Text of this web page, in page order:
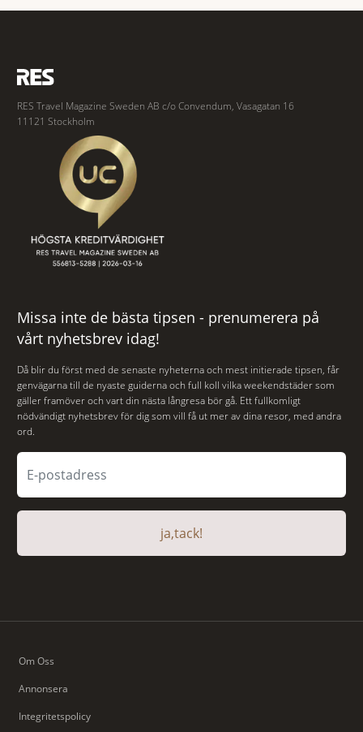
RES Travel Magazine Sweden AB c/o Convendum, Vasagatan 16
11121 Stockholm
Missa inte de bästa tipsen - prenumerera på
vårt nyhetsbrev idag!
Då blir du först med de senaste nyheterna och mest initierade tipsen, får
genvägarna till de nyaste guiderna och full koll vilka weekendstäder som
gäller framöver och vart din nästa långresa bör gå. Ett fullkomligt
nödvändigt nyhetsbrev för dig som vill få ut mer av dina resor, med andra
ord.
ja,tack!
Om Oss
Annonsera
Integritetspolicy